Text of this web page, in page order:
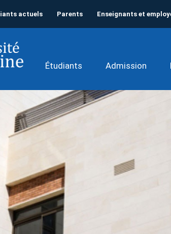
actuels Parents Enseignants et
Étudiants Admission